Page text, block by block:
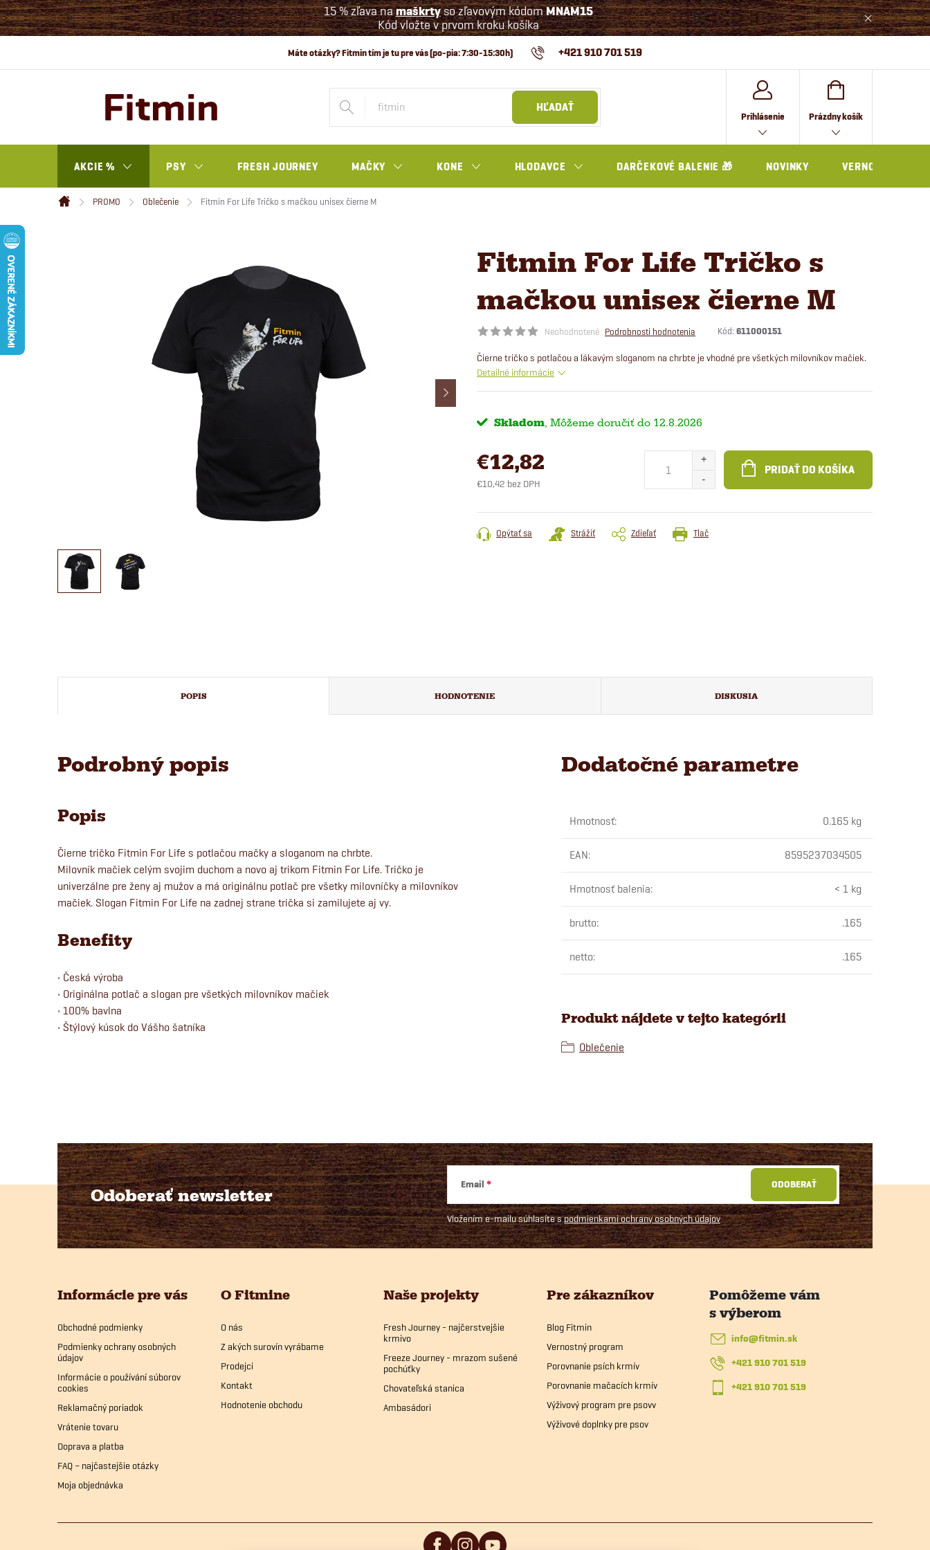
Prejsť
na
obsah
15 % zľava namaškrtyso zľavovým kódomMNAM15
Kód vložte v prvom kroku košíka
+421 910 701 519
HĽADAŤ
Prihlásenie
NÁKUPNÝ
KOŠÍK
Prázdny košík
AKCIE % PSY FRESH JOURNEY MAČKY KONE HLODAVCE DARČEKOVÉ BALENIE 🎁 NOVINKY VERNOSTNÝ
Domov
PROMO Oblečenie Fitmin For Life Tričko s mačkou unisex čierne M
Fitmin For Life Tričko s
mačkou unisex čierne M
Neohodnotené Podrobnosti hodnotenia Kód: 611000151
Čierne tričko s potlačou a lákavým sloganom na chrbte je vhodné pre všetkých milovníkov mačiek.
Detailné informácie
Skladom 12.8.2026
€12,82
€10,42 bez DPH
cena:
PRIDAŤ DO KOŠÍKA
Tlač
Opýtať sa Strážiť Zdieľať
POPIS HODNOTENIE DISKUSIA
Podrobný popis
Popis
Čierne tričko Fitmin For Life s potlačou mačky a sloganom na chrbte.
Milovník mačiek celým svojim duchom a novo aj trikom Fitmin For Life. Tričko je
univerzálne pre ženy aj mužov a má originálnu potlač pre všetky milovníčky a milovníkov
mačiek. Slogan Fitmin For Life na zadnej strane trička si zamilujete aj vy.
Benefity
• Česká výroba
• Originálna potlač a slogan pre všetkých milovníkov mačiek
• 100% bavlna
• Štýlový kúsok do Vášho šatníka
Dodatočné parametre
Hmotnosť: 0.165 kg
EAN: 8595237034505
Hmotnosť balenia: < 1 kg
brutto: .165
netto: .165
Produkt nájdete v tejto kategórii
Oblečenie
Odoberať newsletter
Email
Vložením e-mailu súhlasíte spodmienkami ochrany osobných údajov
ODOBERAŤ
Informácie pre vás
Obchodné podmienky
Podmienky ochrany osobných
údajov
Informácie o používání súborov
cookies
Reklamačný poriadok
Vrátenie tovaru
Doprava a platba
FAQ – najčastejšie otázky
Moja objednávka
O Fitmine
O nás
Z akých surovín vyrábame
Prodejci
Kontakt
Hodnotenie obchodu
Naše projekty
Fresh Journey - najčerstvejšie
krmivo
Freeze Journey - mrazom sušené
pochúťky
Chovateľská stanica
Ambasádori
Pre zákazníkov
Blog Fitmin
Vernostný program
Porovnanie psích krmív
Porovnanie mačacích krmív
Výživový program pre psovv
Výživové doplnky pre psov
info@fitmin.sk
+421 910 701 519
+421 910 701 519